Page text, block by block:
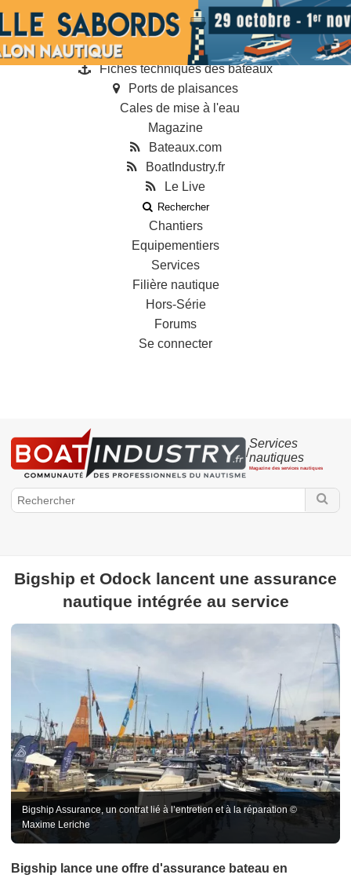
Annonces
Guides
Annuaire des professionnels
Fiches techniques des bateaux
Ports de plaisances
Cales de mise à l'eau
Magazine
Bateaux.com
BoatIndustry.fr
Le Live
Rechercher
Chantiers
Equipementiers
Services
Filière nautique
Hors-Série
Forums
Se connecter
/
Services
nautiques
Magazine des services nautiques
- Formation
Bigship et Odock lancent une assurance
nautique intégrée au service
Bigship Assurance, un contrat lié à l’entretien et à la réparation ©
Maxime Leriche
Bigship lance une offre d'assurance bateau en